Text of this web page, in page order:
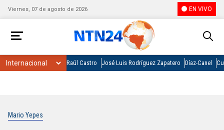
Viernes, 07 de agosto de 2026 EN VIVO
Raúl Castro José Luis Rodríguez Zapatero Díaz-Canel
Mario Yepes